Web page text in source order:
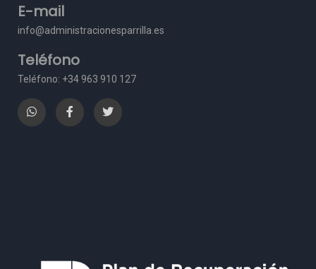
E-mail
info@administracionesparrilla.es
Teléfono
Teléfono: +34 963 910 127